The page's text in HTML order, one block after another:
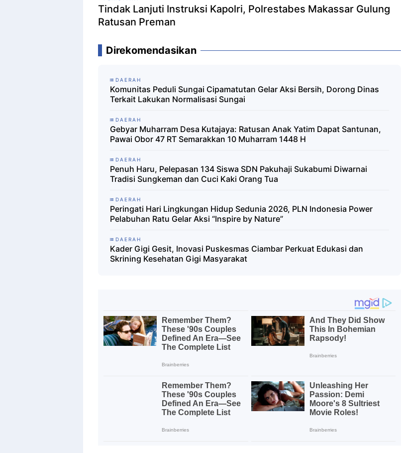
Tindak Lanjuti Instruksi Kapolri, Polrestabes Makassar Gulung
Ratusan Preman
Direkomendasikan
DAERAH
Komunitas Peduli Sungai Cipamatutan Gelar Aksi Bersih, Dorong Dinas
Terkait Lakukan Normalisasi Sungai
DAERAH
Gebyar Muharram Desa Kutajaya: Ratusan Anak Yatim Dapat Santunan,
Pawai Obor 47 RT Semarakkan 10 Muharram 1448 H
DAERAH
Penuh Haru, Pelepasan 134 Siswa SDN Pakuhaji Sukabumi Diwarnai
Tradisi Sungkeman dan Cuci Kaki Orang Tua
DAERAH
Peringati Hari Lingkungan Hidup Sedunia 2026, PLN Indonesia Power
Pelabuhan Ratu Gelar Aksi “Inspire by Nature”
DAERAH
Kader Gigi Gesit, Inovasi Puskesmas Ciambar Perkuat Edukasi dan
Skrining Kesehatan Gigi Masyarakat